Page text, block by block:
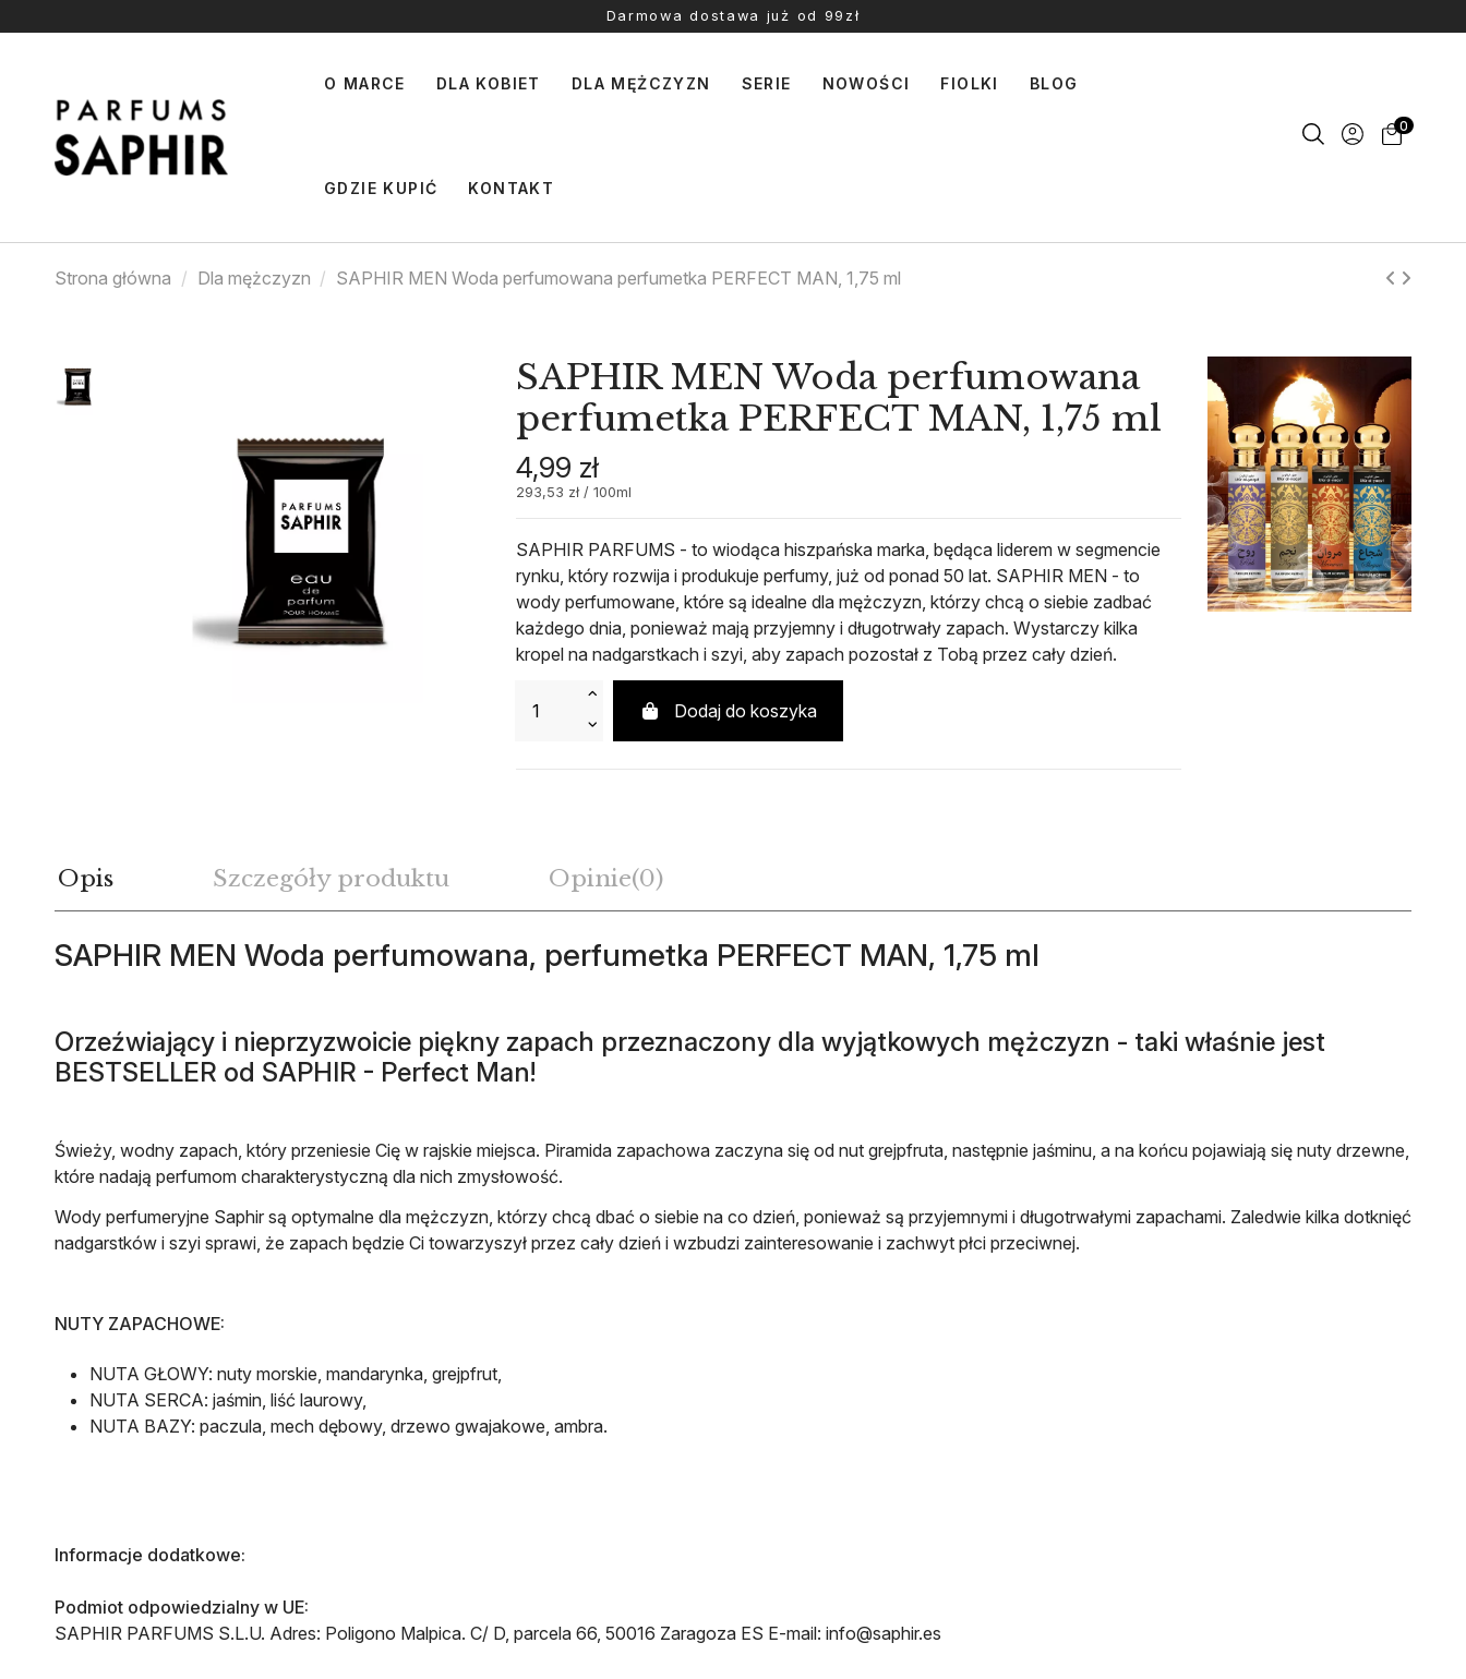
Darmowa dostawa już od 99zł
O MARCE DLA KOBIET DLA MĘŻCZYZN SERIE NOWOŚCI FIOLKI BLOG
GDZIE KUPIĆ KONTAKT
0
Strona główna Dla mężczyzn SAPHIR MEN Woda perfumowana perfumetka PERFECT MAN, 1,75 ml
SAPHIR MEN Woda perfumowana
perfumetka PERFECT MAN, 1,75 ml
4,99 zł
293,53 zł / 100ml
SAPHIR PARFUMS - to wiodąca hiszpańska marka, będąca liderem w segmencie
rynku, który rozwija i produkuje perfumy, już od ponad 50 lat. SAPHIR MEN - to
wody perfumowane, które są idealne dla mężczyzn, którzy chcą o siebie zadbać
każdego dnia, ponieważ mają przyjemny i długotrwały zapach. Wystarczy kilka
kropel na nadgarstkach i szyi, aby zapach pozostał z Tobą przez cały dzień.
Dodaj do koszyka
Opis Szczegóły produktu Opinie(0)
SAPHIR MEN Woda perfumowana, perfumetka PERFECT MAN, 1,75 ml
Orzeźwiający i nieprzyzwoicie piękny zapach przeznaczony dla wyjątkowych mężczyzn - taki właśnie jest
BESTSELLER od SAPHIR - Perfect Man!
Świeży, wodny zapach, który przeniesie Cię w rajskie miejsca. Piramida zapachowa zaczyna się od nut grejpfruta, następnie jaśminu, a na końcu pojawiają się nuty drzewne,
które nadają perfumom charakterystyczną dla nich zmysłowość.
Wody perfumeryjne Saphir są optymalne dla mężczyzn, którzy chcą dbać o siebie na co dzień, ponieważ są przyjemnymi i długotrwałymi zapachami. Zaledwie kilka dotknięć
nadgarstków i szyi sprawi, że zapach będzie Ci towarzyszył przez cały dzień i wzbudzi zainteresowanie i zachwyt płci przeciwnej.
NUTY ZAPACHOWE:
NUTA GŁOWY: nuty morskie, mandarynka, grejpfrut,
NUTA SERCA: jaśmin, liść laurowy,
NUTA BAZY: paczula, mech dębowy, drzewo gwajakowe, ambra.
Informacje dodatkowe:
Podmiot odpowiedzialny w UE:
SAPHIR PARFUMS S.L.U. Adres: Poligono Malpica. C/ D, parcela 66, 50016 Zaragoza ES E-mail: info@saphir.es